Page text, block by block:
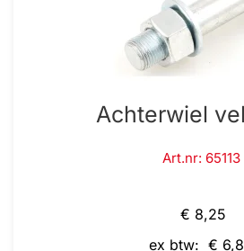
Achterwiel
Art.nr: 65113
€ 8,25
ex btw: €